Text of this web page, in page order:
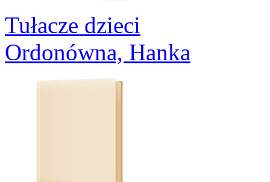
Tułacze dzieci
Ordonówna, Hanka